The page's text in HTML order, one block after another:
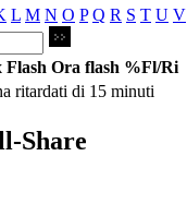
L M N O P Q R S T U V
Flash Ora flash %Fl/Ri
ritardati di 15 minuti
Share